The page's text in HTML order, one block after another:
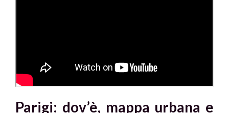
Parigi: dov’è, mappa urbana e